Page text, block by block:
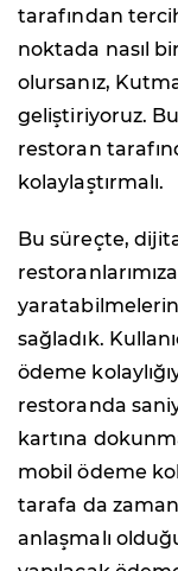
tarafından
noktada nasıl
olursanız,
geliştiriyoruz.
restoran
kolaylaştırmalı.
Bu süreçte,
sağladık.
ödeme
restoranda
kartına
mobil ödeme
tarafa da zaman
anlaşmalı